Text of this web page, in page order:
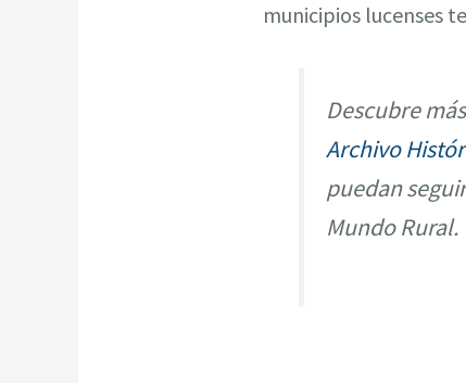
municipios lucenses
Descubre
Archivo
puedan
Mundo Rural.